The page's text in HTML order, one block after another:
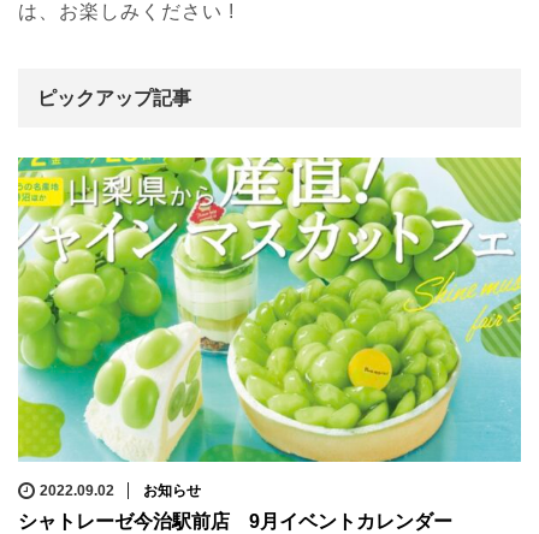
は、お楽しみください !
ピックアップ記事
2022.09.02 お知らせ
シャトレーゼ今治駅前店 9月イベントカレンダー